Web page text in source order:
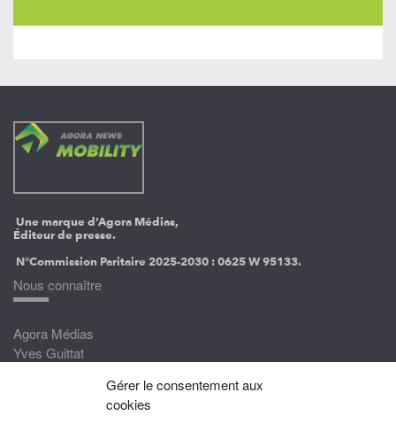
Gérer le consentement aux
cookies
Une marque d’Agora Médias,
Éditeur de presse.
N°Commission Paritaire 2025-2030 :0625 W 95133.
Nous connaître
Agora Médias
Yves Guittat